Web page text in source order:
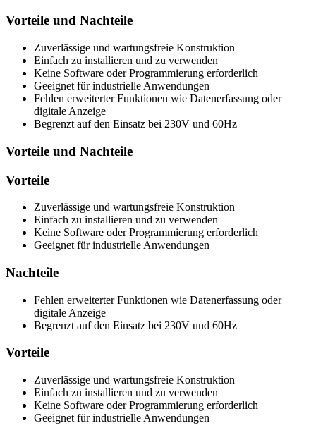
Vorteile und Nachteile
Zuverlässige und wartungsfreie Konstruktion
Einfach zu installieren und zu verwenden
Keine Software oder Programmierung erforderlich
Geeignet für industrielle Anwendungen
Fehlen erweiterter Funktionen wie Datenerfassung oder
digitale Anzeige
Begrenzt auf den Einsatz bei 230V und 60Hz
Vorteile und Nachteile
Vorteile
Zuverlässige und wartungsfreie Konstruktion
Einfach zu installieren und zu verwenden
Keine Software oder Programmierung erforderlich
Geeignet für industrielle Anwendungen
Nachteile
Fehlen erweiterter Funktionen wie Datenerfassung oder
digitale Anzeige
Begrenzt auf den Einsatz bei 230V und 60Hz
Vorteile
Zuverlässige und wartungsfreie Konstruktion
Einfach zu installieren und zu verwenden
Keine Software oder Programmierung erforderlich
Geeignet für industrielle Anwendungen